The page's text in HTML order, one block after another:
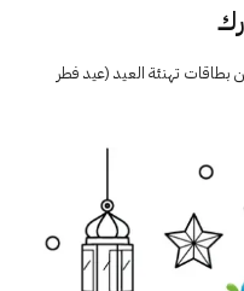
بطاقات تهنئة العيد (عيد فطر